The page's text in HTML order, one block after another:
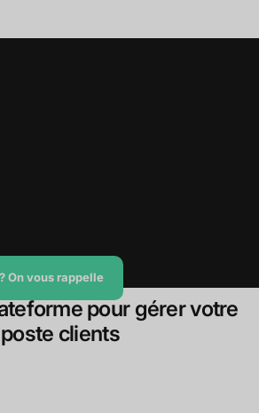
On vous rappelle
pour gérer votre
poste clients